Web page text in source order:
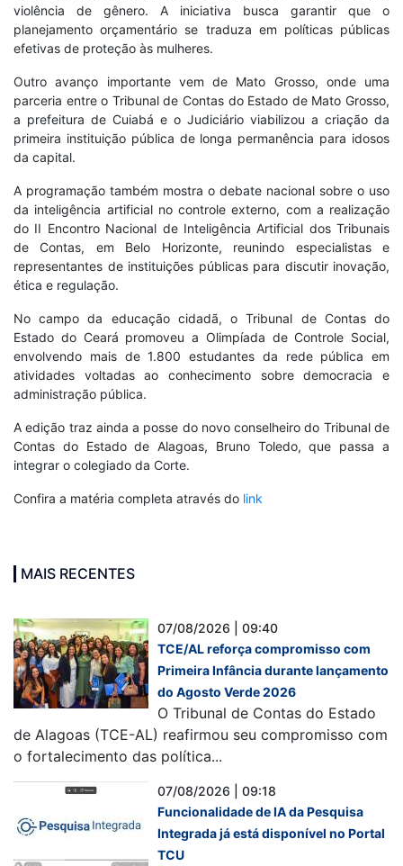
violência de gênero. A iniciativa busca garantir que o
planejamento orçamentário se traduza em políticas públicas
efetivas de proteção às mulheres.
Outro avanço importante vem de Mato Grosso, onde uma
parceria entre o Tribunal de Contas do Estado de Mato Grosso,
a prefeitura de Cuiabá e o Judiciário viabilizou a criação da
primeira instituição pública de longa permanência para idosos
da capital.
A programação também mostra o debate nacional sobre o uso
da inteligência artificial no controle externo, com a realização
do II Encontro Nacional de Inteligência Artificial dos Tribunais
de Contas, em Belo Horizonte, reunindo especialistas e
representantes de instituições públicas para discutir inovação,
ética e regulação.
No campo da educação cidadã, o Tribunal de Contas do
Estado do Ceará promoveu a Olimpíada de Controle Social,
envolvendo mais de 1.800 estudantes da rede pública em
atividades voltadas ao conhecimento sobre democracia e
administração pública.
A edição traz ainda a posse do novo conselheiro do Tribunal de
Contas do Estado de Alagoas, Bruno Toledo, que passa a
integrar o colegiado da Corte.
Confira a matéria completa através do link
MAIS RECENTES
07/08/2026 | 09:40
TCE/AL reforça compromisso com
Primeira Infância durante lançamento
do Agosto Verde 2026
O Tribunal de Contas do Estado
de Alagoas (TCE-AL) reafirmou seu compromisso com
o fortalecimento das política...
07/08/2026 | 09:18
Funcionalidade de IA da Pesquisa
Integrada já está disponível no Portal
TCU